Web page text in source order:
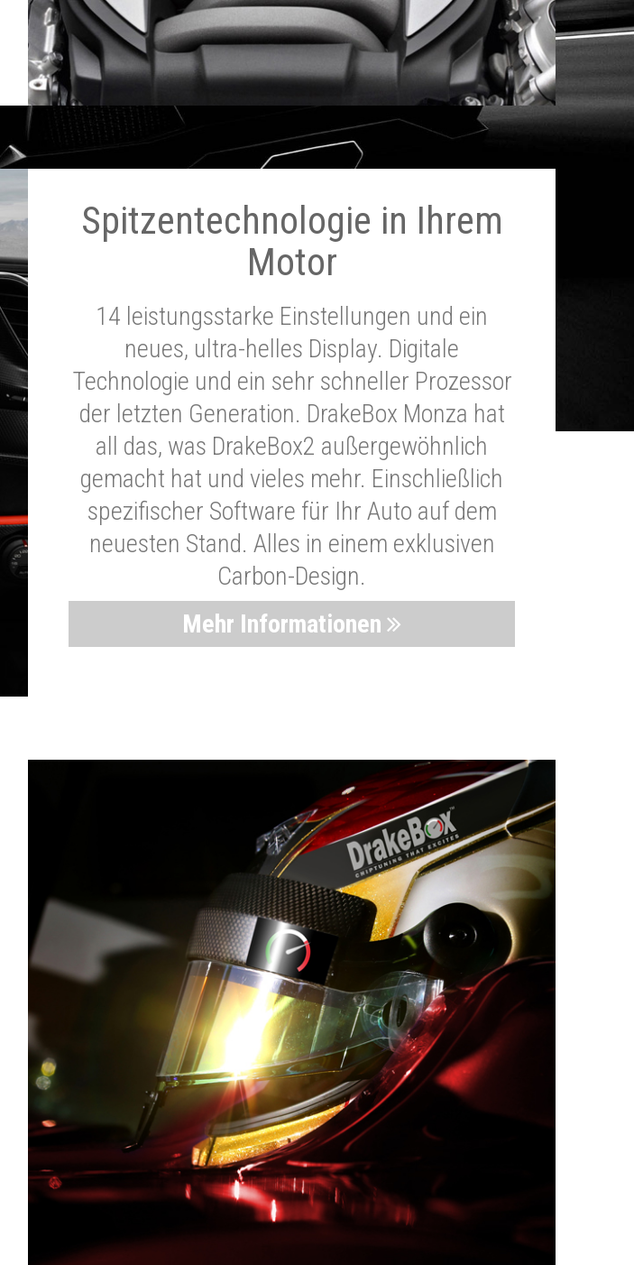
Spitzentechnologie in Ihrem
Motor
14 leistungsstarke Einstellungen und ein
neues, ultra-helles Display. Digitale
Technologie und ein sehr schneller Prozessor
der letzten Generation. DrakeBox Monza hat
all das, was DrakeBox2 außergewöhnlich
gemacht hat und vieles mehr. Einschließlich
spezifischer Software für Ihr Auto auf dem
neuesten Stand. Alles in einem exklusiven
Carbon-Design.
Mehr Informationen